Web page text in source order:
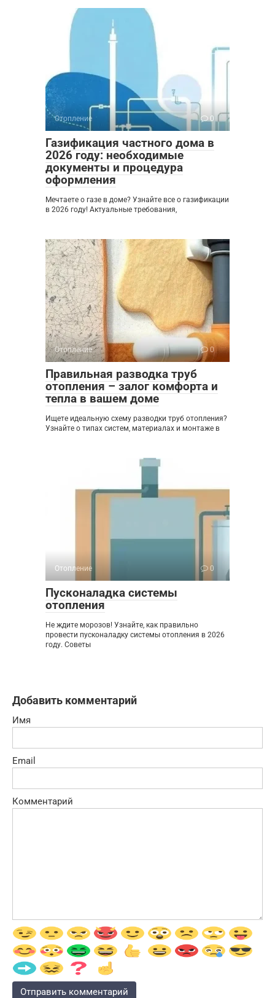
Отопление 0
Газификация частного дома в
2026 году: необходимые
документы и процедура
оформления
Мечтаете о газе в доме? Узнайте все о газификации
в 2026 году! Актуальные требования,
Отопление 0
Правильная разводка труб
отопления – залог комфорта и
тепла в вашем доме
Ищете идеальную схему разводки труб отопления?
Узнайте о типах систем, материалах и монтаже в
Отопление 0
Пусконаладка системы
отопления
Не ждите морозов! Узнайте, как правильно
провести пусконаладку системы отопления в 2026
году. Советы
Добавить комментарий
Имя
Email
Комментарий